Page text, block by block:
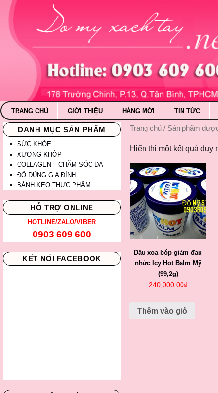
TRANG CHỦ GIỚI THIỆU HÀNG MỚI TIN TỨC
Trang chủ / Sản phẩm
Hiển thị một kết quả duy
Dầu xoa bóp giảm đau
nhức Icy Hot Balm Mỹ
(99,2g)
240,000.00₫
Thêm vào giỏ
DANH MỤC SẢN PHẨM
SỨC KHỎE
XƯƠNG KHỚP
COLLAGEN _ CHĂM SÓC DA
ĐỒ DÙNG GIA ĐÌNH
BÁNH KẸO THỰC PHẨM
HỖ TRỢ ONLINE
HOTLINE/ZALO/VIBER
0903 609 600
KẾT NỐI FACEBOOK